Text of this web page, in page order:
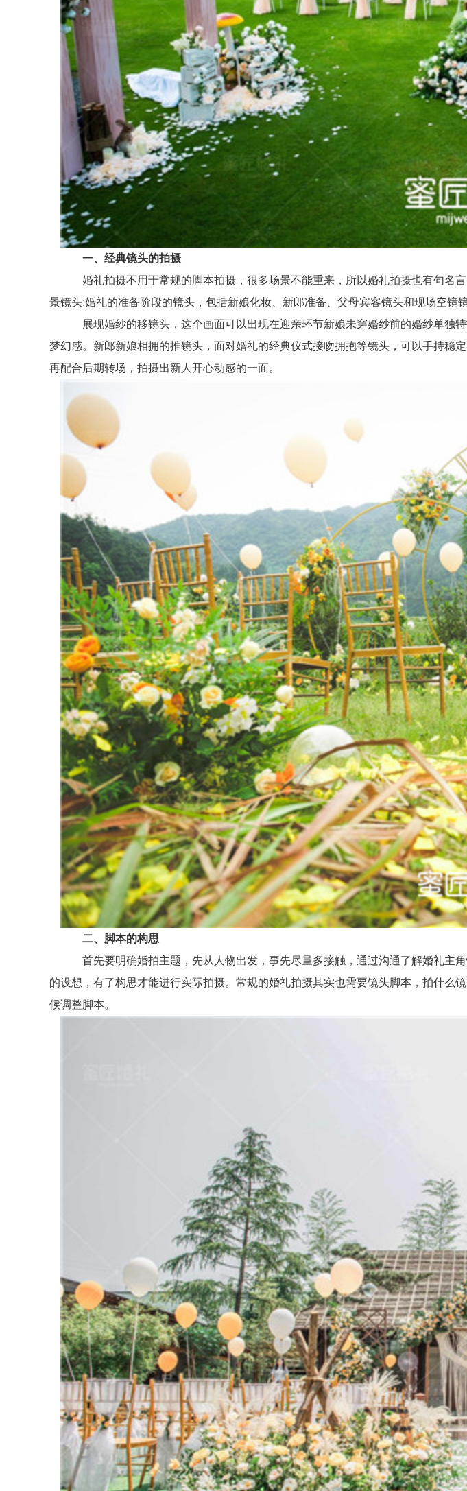
一、经典镜头的拍摄
婚礼拍摄不用于常规的脚本拍摄，很多场景不能重来，所以婚礼拍摄也有句名
景镜头;婚礼的准备阶段的镜头，包括新娘化妆、新郎准备、父母宾客镜头和现场空镜
展现婚纱的移镜头，这个画面可以出现在迎亲环节新娘未穿婚纱前的婚纱单独
梦幻感。新郎新娘相拥的推镜头，面对婚礼的经典仪式接吻拥抱等镜头，可以手持稳
再配合后期转场，拍摄出新人开心动感的一面。
二、脚本的构思
首先要明确婚拍主题，先从人物出发，事先尽量多接触，通过沟通了解婚礼主
的设想，有了构思才能进行实际拍摄。常规的婚礼拍摄其实也需要镜头脚本，拍什
候调整脚本。